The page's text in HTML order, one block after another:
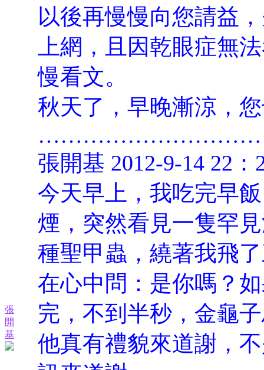
張
開
基
以後再慢慢向您請益
上網，且因乾眼症無
慢看文。
秋天了，早晚漸涼，
張開基 2012-9-14 22：
今天早上，我吃完早
煙，突然看見一隻罕
種聖甲蟲，繞著我飛
在心中問：是你嗎？
完，不到半秒，金龜
他真有禮貌來道謝，